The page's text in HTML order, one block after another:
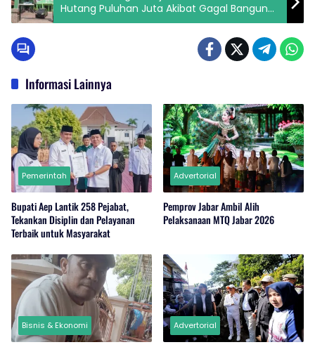
Hutang Puluhan Juta Akibat Gagal Bangun
Dewi?
Informasi Lainnya
Pemerintah
Bupati Aep Lantik 258 Pejabat,
Tekankan Disiplin dan Pelayanan
Terbaik untuk Masyarakat
Advertorial
Pemprov Jabar Ambil Alih
Pelaksanaan MTQ Jabar 2026
Bisnis & Ekonomi Advertorial